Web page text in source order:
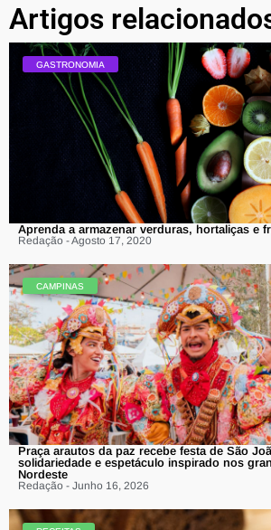
Artigos
GASTRONOMIA
Aprenda a armazenar verduras, hortaliças e
Redação - Agosto 17, 2020
CAMPINAS
Praça arautos da paz recebe festa de São
solidariedade e espetáculo inspirado nos
Nordeste
Redação - Junho 16, 2026